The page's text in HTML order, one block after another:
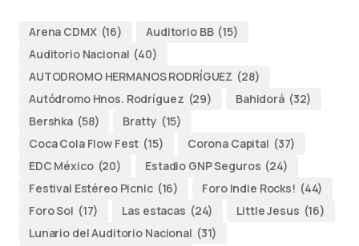
Arena CDMX (16) Auditorio BB (15)
Auditorio Nacional (40)
AUTODROMO HERMANOS RODRÍGUEZ (28)
Autódromo Hnos. Rodríguez (29) Bahidorá (32)
Bershka (58) Bratty (15)
Coca Cola Flow Fest (15) Corona Capital (37)
EDC México (20) Estadio GNP Seguros (24)
Festival Estéreo Picnic (16) Foro Indie Rocks! (44)
Foro Sol (17) Las estacas (24) Little Jesus (16)
Lunario del Auditorio Nacional (31)